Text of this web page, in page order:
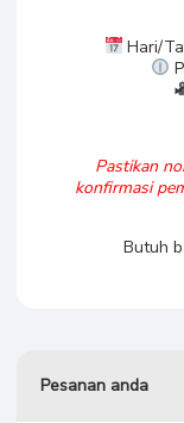
Hari/
Pastikan
konfirmasi
Butuh
Pesanan anda